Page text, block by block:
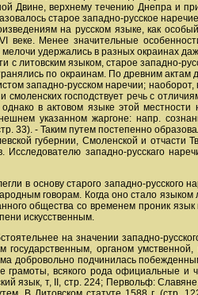
Двине, верхнему течению Днепра и
старое западно-русское
на русском языке, как
веке. Менее значительные
удержались в разных окраинах
с литовским языком, старое западно-
по окраинам. По древним
западно-русском наречии; наоборот,
и смоленских господствует речь с
в актовом языке этой
указанном жаргоне: напр.
33). - Таким путем постепенно
губернии, Смоленской и отчасти
Исследователю западно-русскаго
в основу старого западно-
говорам. Когда оно стало
общества со временем проник
искусственным.
на значении западно-
государственным, органом
добровольно подчинилась
грамоты, всякого рода официальные и
язык, т, ІІ, стр. 224; Первольф: